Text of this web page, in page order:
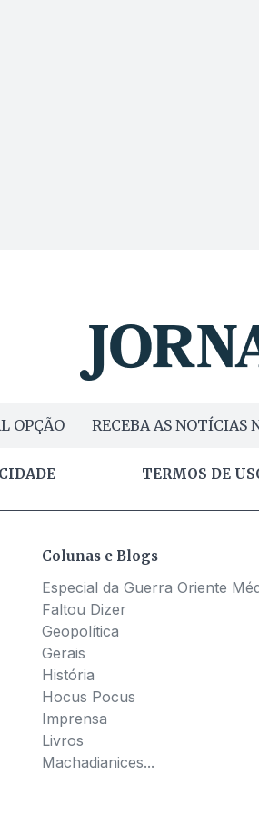
OPÇÃO RECEBA AS NOTÍCIAS
TERMOS DE
Colunas e Blogs
Especial da Guerra Oriente
Faltou Dizer
Geopolítica
Gerais
História
Hocus Pocus
Imprensa
Livros
Machadianices...